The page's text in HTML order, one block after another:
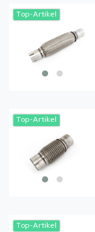
Top-Artikel
Top-Artikel
Top-Artikel